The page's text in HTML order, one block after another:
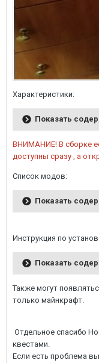
Характеристики:
Показать
ВНИМАНИЕ! В сборке
доступны сразу , а
Список модов:
Показать
Инструкция по
Показать
Также могут
только майнкрафт.
Отдельное спасибо
квестами.
Если есть проблема